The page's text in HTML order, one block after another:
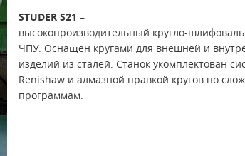
STUDER S21 –
высокопроизводительный кругло-
ЧПУ. Оснащен кругами для внешней и
изделий из сталей. Станок укомплектован
Renishaw и алмазной правкой кругов по
программам.